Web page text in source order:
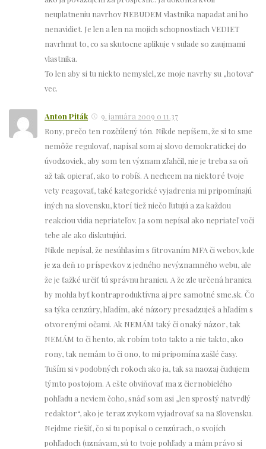
neuplatneniu navrhov NEBUDEM vlastnika napadat ani ho
nenavidiet. Je len a len na mojich schopnostiach VEDIET
navrhnut to, co sa skutocne aplikuje v sulade so zaujmami
vlastnika.
To len aby si tu niekto nemyslel, ze moje navrhy su „hotova“
vec.
Anton Piták
9. januára 2009 o 11.37
Rony, prečo ten rozčúlený tón. Nikde nepíšem, že si to sme
nemôže regulovať, napísal som aj slovo demokratickej do
úvodzoviek, aby som ten význam zľahčil, nie je treba sa oň
až tak opierať, ako to robíš. A nechcem na niektoré tvoje
vety reagovať, také kategorické vyjadrenia mi pripomínajú
iných na slovensku, ktorí tiež niečo ľutujú a za každou
reakciou vidia nepriateľov. Ja som nepísal ako nepriateľ voči
tebe ale ako diskutujúci.
Nikde nepísal, že nesúhlasím s fitrovaním MFA či webov, kde
je za deň 10 príspevkov z jedného nevýznamného webu, ale
že je ťažké určiť tú správnu hranicu. A že zle určená hranica
by mohla byť kontraproduktívna aj pre samotné sme.sk. Čo
sa týka cenzúry, hľadím, aké názory presadzuješ a hľadím s
otvorenými očami. Ak NEMÁM taký či onaký názor, tak
NEMÁM to či hento, ak robím toto takto a nie takto, ako
rony, tak nemám to či ono, to mi pripomína zašlé časy.
Tuším si v podobných rokoch ako ja, tak sa naozaj čudujem
týmto postojom. A ešte obviňovať ma z čiernobielého
pohľadu a neviem čoho, snáď som asi „len sprostý natvrdlý
redaktor“, ako je teraz zvykom vyjadrovať sa na Slovensku.
Nejdme riešiť, čo si tu popísal o cenzúrach, o svojích
pohľadoch (uznávam, sú to tvoje pohľady a mám právo si